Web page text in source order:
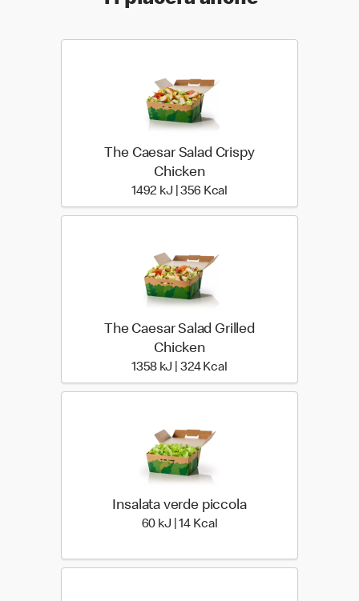
The Caesar Salad Crispy
Chicken
1492 kJ | 356 Kcal
The Caesar Salad Grilled
Chicken
1358 kJ | 324 Kcal
Insalata verde piccola
60 kJ | 14 Kcal